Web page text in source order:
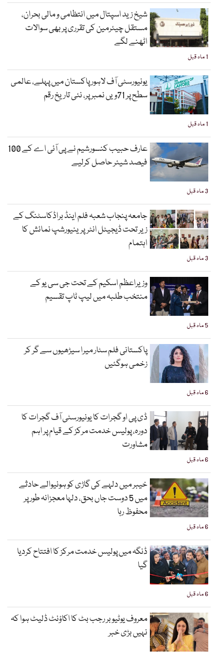
1 ماہ قبل
شیخ زید اسپتال میں انتظامی و مالی بحران،
مستقل چیئرمین کی تقرری پر بھی سوالات
اٹھنے لگے
1 ماہ قبل
یونیورسٹی آف لاہور پاکستان میں پہلے، عالمی
سطح پر 71ویں نمبر پر، نئی تاریخ رقم
3 ماہ قبل
عارف حبیب کنسورشیم نے پی آئی اے کے 100
فیصد شیئر حاصل کرلیے
3 ماہ قبل
جامعہ پنجاب شعبہ فلم اینڈ براڈکاسٹنگ کے
زیر تحت ڈیجیٹل انٹرپرینیورشپ نمائش کا
اہتمام
5 ماہ قبل
وزیراعظم اسکیم کے تحت جی سی یو کے
منتخب طلبہ میں لیپ ٹاپ تقسیم
6 ماہ قبل
پاکستانی فلم سٹار میرا سیڑھیوں سے گر کر
زخمی ہوگئیں
6 ماہ قبل
ڈی پی او گجرات کا یونیورسٹی آف گجرات کا
دورہ، پولیس خدمت مرکز کے قیام پر اہم
مشاورت
6 ماہ قبل
خیبر میں دلہے کی گاڑی کو ہونیوالے حادثے
میں 5 دوست جاں بحق، دلہا معجزانہ طور پر
محفوظ رہا
6 ماہ قبل
ڈنگہ میں پولیس خدمت مرکز کا افتتاح کردیا
گیا
معروف یوٹیوبر رجب بٹ کا اکاؤنٹ ڈلیٹ ہوا کہ
نہیں بڑی خبر